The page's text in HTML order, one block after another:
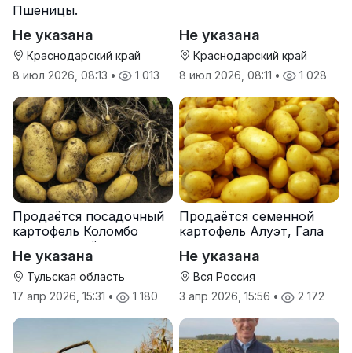
Пшеницы.
Не указана
Краснодарский край
8 июл 2026, 08:13 • 1 013
Не указана
Краснодарский край
8 июл 2026, 08:11 • 1 028
Продаётся посадочный
картофель Коломбо
оптом от трёх тонн
Не указана
Тульская область
17 апр 2026, 15:31 • 1 180
Продаётся семенной
картофель Алуэт, Гала
Не указана
Вся Россия
3 апр 2026, 15:56 • 2 172